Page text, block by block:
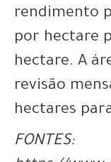
rendimento
por hectare
hectare. A
revisão
hectares
FONTES: